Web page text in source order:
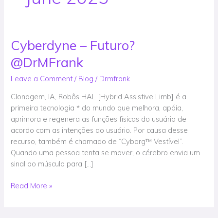
Cyberdyne – Futuro?
@DrMFrank
Leave a Comment / Blog / Drmfrank
Clonagem, IA, Robôs HAL [Hybrid Assistive Limb] é a
primeira tecnologia * do mundo que melhora, apóia,
aprimora e regenera as funções físicas do usuário de
acordo com as intenções do usuário. Por causa desse
recurso, também é chamado de “Cyborg™ Vestível”.
Quando uma pessoa tenta se mover, o cérebro envia um
sinal ao músculo para […]
Cyberdyne
Futuro?
@DrMFrank
Read More »